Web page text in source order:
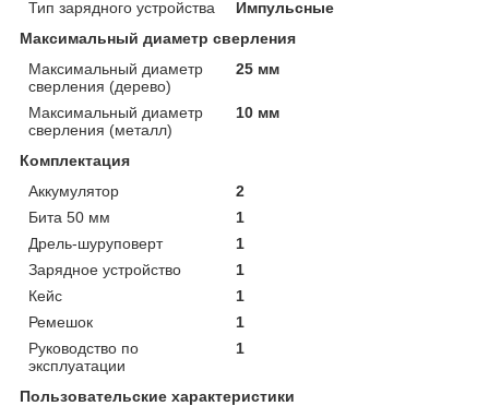
Тип зарядного устройства
Импульсные
Максимальный диаметр сверления
Максимальный диаметр
сверления (дерево)
25 мм
Максимальный диаметр
сверления (металл)
10 мм
Комплектация
Аккумулятор
2
Бита 50 мм
1
Дрель-шуруповерт
1
Зарядное устройство
1
Кейс
1
Ремешок
1
Руководство по
эксплуатации
1
Пользовательские характеристики